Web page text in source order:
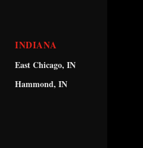
INDIANA
East Chicago, IN
Hammond, IN